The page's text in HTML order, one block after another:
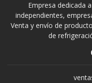
Empresa dedicada
independientes,
Venta y envío de
de